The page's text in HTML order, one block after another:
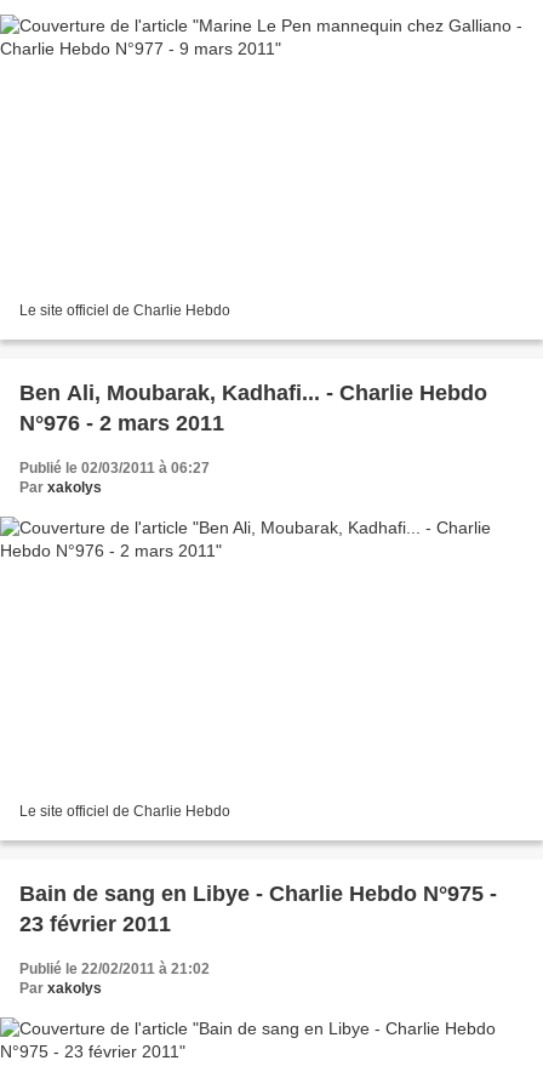
Le site officiel de Charlie Hebdo
Ben Ali, Moubarak, Kadhafi... - Charlie Hebdo
N°976 - 2 mars 2011
Publié le 02/03/2011 à 06:27
Par xakolys
Le site officiel de Charlie Hebdo
Bain de sang en Libye - Charlie Hebdo N°975 -
23 février 2011
Publié le 22/02/2011 à 21:02
Par xakolys